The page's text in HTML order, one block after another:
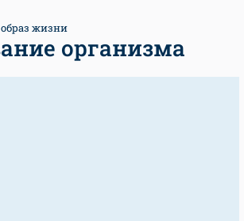
жизни
организма